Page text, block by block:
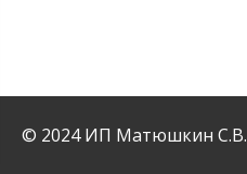
© 2024 ИП Матюшкин С.В.